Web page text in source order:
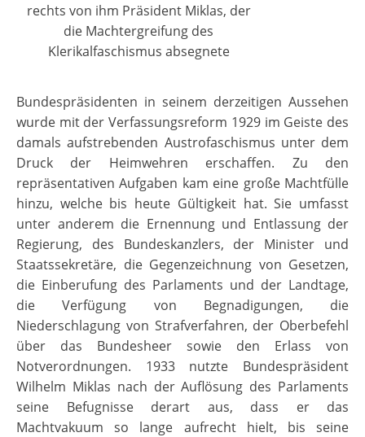
rechts von ihm Präsident Miklas, der
die Machtergreifung des
Klerikalfaschismus absegnete
Bundespräsidenten in seinem derzeitigen Aussehen
wurde mit der Verfassungsreform 1929 im Geiste des
damals aufstrebenden Austrofaschismus unter dem
Druck der Heimwehren erschaffen. Zu den
repräsentativen Aufgaben kam eine große Machtfülle
hinzu, welche bis heute Gültigkeit hat. Sie umfasst
unter anderem die Ernennung und Entlassung der
Regierung, des Bundeskanzlers, der Minister und
Staatssekretäre, die Gegenzeichnung von Gesetzen,
die Einberufung des Parlaments und der Landtage,
die Verfügung von Begnadigungen, die
Niederschlagung von Strafverfahren, der Oberbefehl
über das Bundesheer sowie den Erlass von
Notverordnungen. 1933 nutzte Bundespräsident
Wilhelm Miklas nach der Auflösung des Parlaments
seine Befugnisse derart aus, dass er das
Machtvakuum so lange aufrecht hielt, bis seine